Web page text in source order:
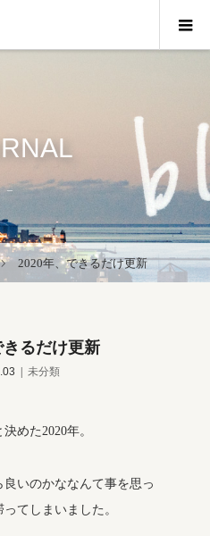
_
2020年、できるだけ更新
るだけ更新
未分類
めた2020年。
いのかななんて事を思っ
てしまいました。